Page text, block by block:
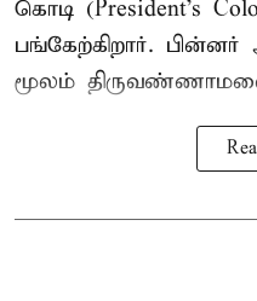
கொடி (President's
பங்கேற்கிறார். பின்னர்
மூலம்